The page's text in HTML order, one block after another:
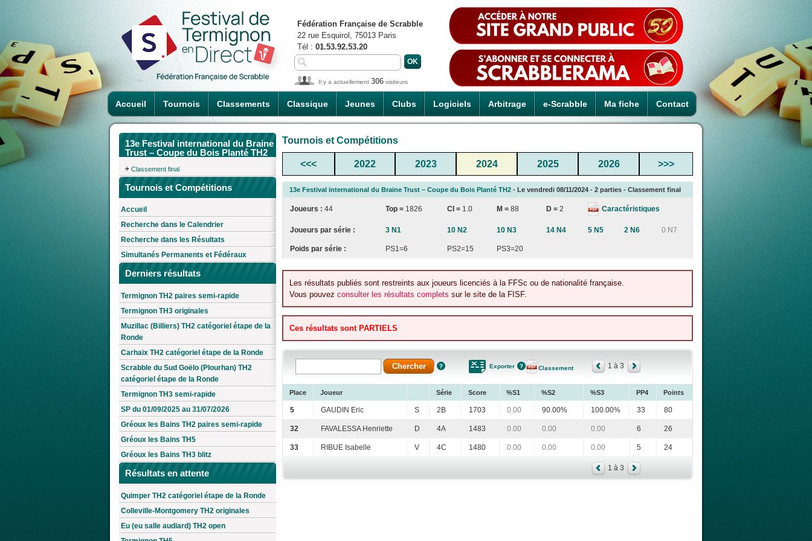
Accueil Tournois Classements Classique Jeunes Clubs Logiciels Arbitrage e-Scrabble Ma fiche Contact
Fédération Française de Scrabble
22 rue Esquirol, 75013 Paris
Tél : 01.53.92.53.20
Il y a actuellement 306 visiteurs
13e Festival international du Braine
Trust – Coupe du Bois Planté TH2
Classement final
Tournois et Compétitions
Accueil
Recherche dans le Calendrier
Recherche dans les Résultats
Simultanés Permanents et Fédéraux
Derniers résultats
Termignon TH2 paires semi-rapide
Termignon TH3 originales
Muzillac (Billiers) TH2 catégoriel étape de la
Ronde
Carhaix TH2 catégoriel étape de la Ronde
Scrabble du Sud Goëlo (Plourhan) TH2
catégoriel étape de la Ronde
Termignon TH3 semi-rapide
SP du 01/09/2025 au 31/07/2026
Gréoux les Bains TH2 paires semi-rapide
Gréoux les Bains TH5
Gréoux les Bains TH3 blitz
Résultats en attente
Quimper TH2 catégoriel étape de la Ronde
Colleville-Montgomery TH2 originales
Eu (eu salle audiard) TH2 open
Tournois et Compétitions
<<< 2022 2023 2024 2025 2026 >>>
13e Festival international du Braine Trust – Coupe du Bois Planté TH2 - Le vendredi 08/11/2024 - 2 parties - Classement final
Joueurs : 44 Top = 1826 CI = 1.0 M = 88 D = 2 Caractéristiques
Joueurs par série : 3 N1 10 N2 10 N3 14 N4 5 N5 2 N6 0 N7
Poids par série : PS1=6 PS2=15 PS3=20
Les résultats publiés sont restreints aux joueurs licenciés à la FFSc ou de nationalité française.
Vous pouvez consulter les résultats complets sur le site de la FISF.
Ces résultats sont PARTIELS
Exporter Classement 1 à 3
Place Joueur Série Score %S1 %S2 %S3 PP4 Points
5 GAUDIN Eric S 2B 1703 0.00 90.00% 100.00% 33 80
32 FAVALESSA Henriette D 4A 1483 0.00 0.00 0.00 6 26
33 RIBUE Isabelle V 4C 1480 0.00 0.00 0.00 5 24
1 à 3